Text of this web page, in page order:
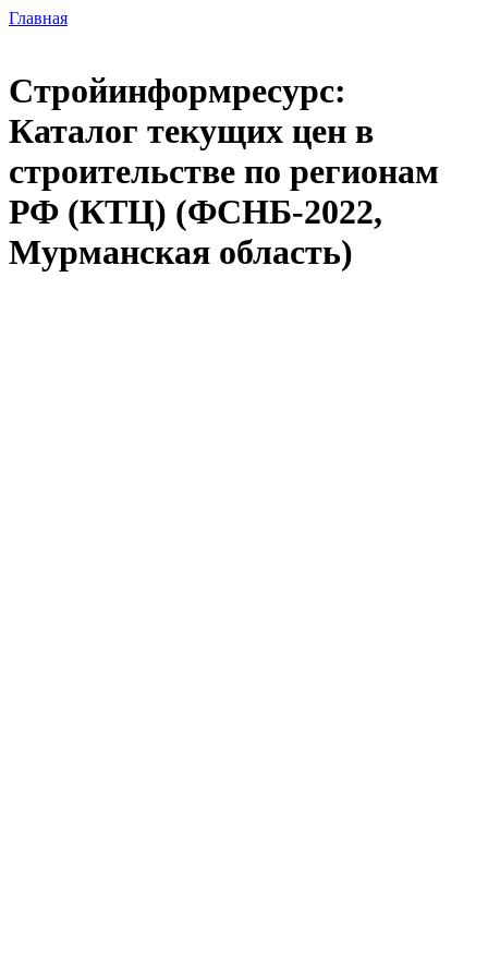
Главная
Стройинформресурс:
Каталог текущих цен в
строительстве по регионам
РФ (КТЦ) (ФСНБ-2022,
Мурманская область)